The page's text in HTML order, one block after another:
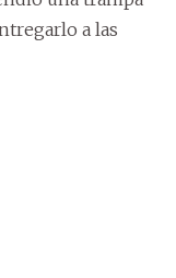
a las